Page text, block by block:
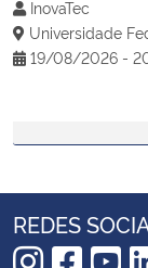
Advocacia-Geral da
InovaTec
Universidade
19/08/2026 -
REDES